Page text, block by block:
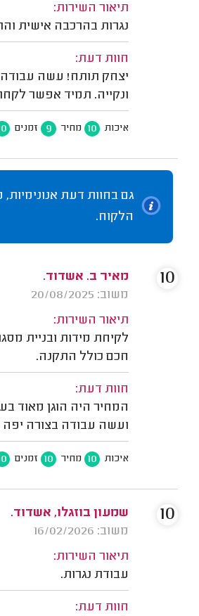
תיאור השירות:
נגרות בהרכבה אישית
חוות דעת:
יצחק תותח! עשה עבודה
ונקייה. תמיד אפשר
איכות 10 מחיר 9 זמנים
גם בחוות דעת אנונימיות,
הלקוח.
מאיר ב. אשדוד.
משוב: 20/08/2025
תיאור השירות:
לקיחת מידות ובניית
חכם כולל התקנה.
חוות דעת:
המחיר היה הוגן מאוד
ועשה עבודה בצורה יפה
איכות 10 מחיר 10 זמנים
10
שמעון בוזגלו, אשדוד.
משוב: 16/02/2026
תיאור השירות:
עבודת נגרות.
חוות דעת:
10